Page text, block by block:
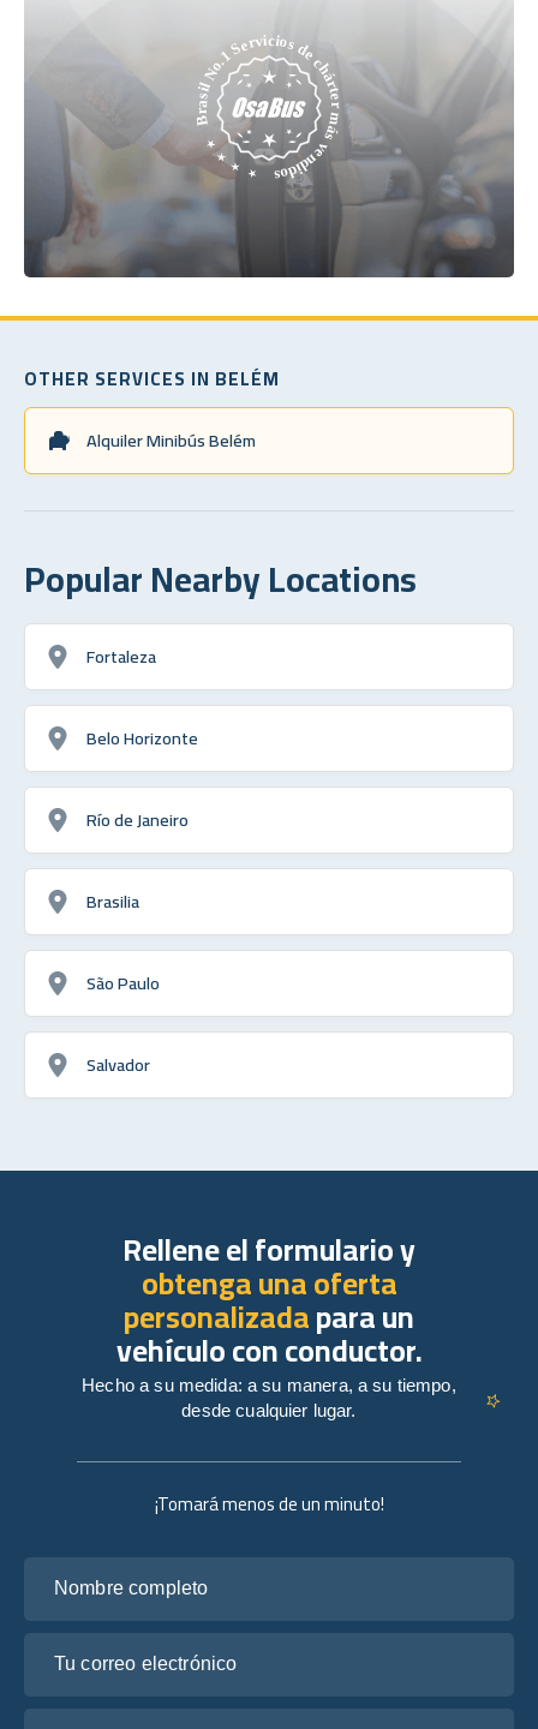
OTHER SERVICES IN BELÉM
Alquiler Minibús Belém
Popular Nearby Locations
Fortaleza
Belo Horizonte
Río de Janeiro
Brasilia
São Paulo
Salvador
¡Tomará menos de un minuto!
Rellene el formulario y
obtenga una oferta
personalizadapara un
vehículo con conductor.
Hecho a su medida: a su manera, a su tiempo,
desde cualquier lugar.